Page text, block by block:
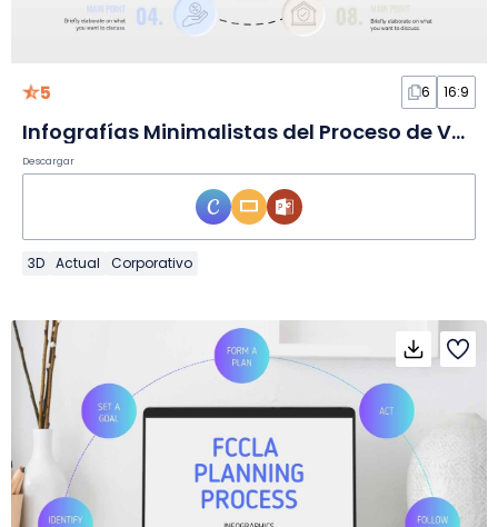
5 6 16:9
Infografías Minimalistas del Proceso de Ventas en Diapositivas
Descargar
3D Actual Corporativo